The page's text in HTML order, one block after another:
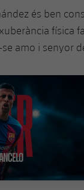
és ben
física
amo i senyor